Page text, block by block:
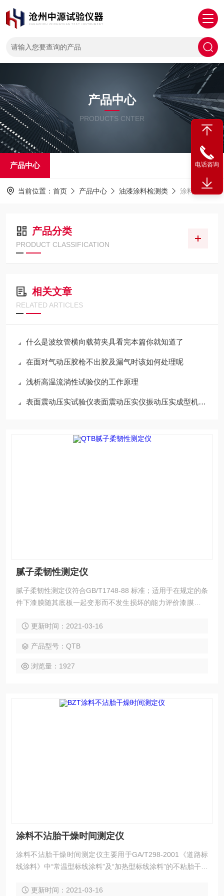
产品中心
PRODUCTS CNTER
产品中心
当前位置： 首页 产品中心 油漆涂料检测类 涂料测定仪
产品分类
PRODUCT CLASSIFICATION
相关文章
RELATED ARTICLES
什么是波纹管横向载荷夹具看完本篇你就知道了
在面对气动压胶枪不出胶及漏气时该如何处理呢
浅析高温流淌性试验仪的工作原理
表面震动压实试验仪表面震动压实仪振动压实成型机表面振动压实仪简介
腻子柔韧性测定仪
腻子柔韧性测定仪符合GB/T1748-88 标准；适用于在规定的条
件下漆膜随其底板一起变形而不发生损坏的能力评价漆膜的柔
落时的弯曲膜的直径（mm）表示。 广泛用于涂料、涂装等行
更新时间：2021-03-16
产品型号：QTB
浏览量：1927
涂料不沾胎干燥时间测定仪
涂料不沾胎干燥时间测定仪主要用于GA/T298-2001《道路标
线涂料》中“常温型标线涂料”及“加热型标线涂料”的不粘胎干燥
更新时间：2021-03-16
电话咨询